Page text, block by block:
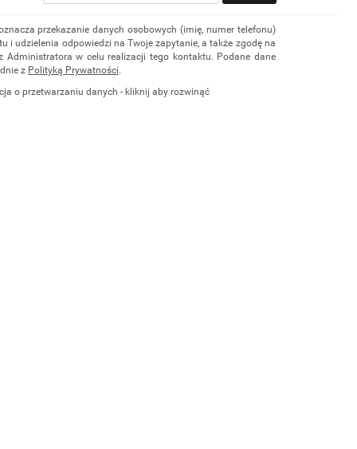
przekazanie danych osobowych (imię, numer telefonu)
i udzielenia odpowiedzi na Twoje zapytanie, a także zgodę na
Administratora w celu realizacji tego kontaktu. Podane dane
z Polityką Prywatności.
o przetwarzaniu danych - kliknij aby rozwinąć